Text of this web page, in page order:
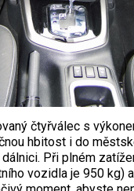
čtyřválec s
hbitost i do
Při plném
vozidla je 950 kg)